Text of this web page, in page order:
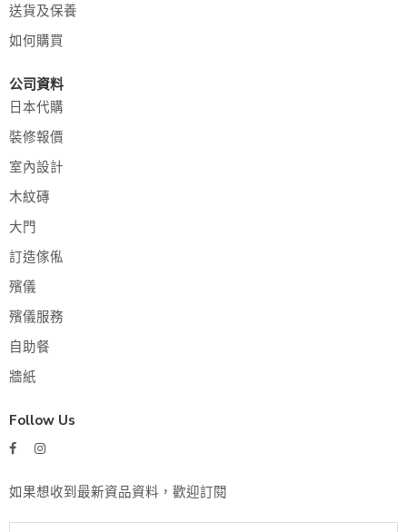
送貨及保養
如何購買
公司資料
日本代購
裝修報價
室內設計
木紋磚
大門
訂造傢俬
殯儀
殯儀服務
自助餐
牆紙
Follow Us
如果想收到最新資品資料，歡迎訂閱